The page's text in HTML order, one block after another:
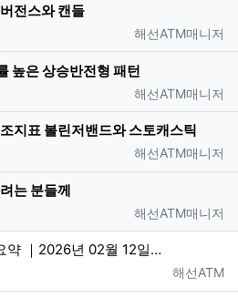
전스와 캔들
등록자
해선ATM매니저
높은 상승반전형 패턴
등록자
해선ATM매니저
지표 볼린저밴드와 스토캐스틱
등록자
해선ATM매니저
는 분들께
등록자
해선ATM매니저
약 ｜2026년 02월 12일…
등록자
해선ATM